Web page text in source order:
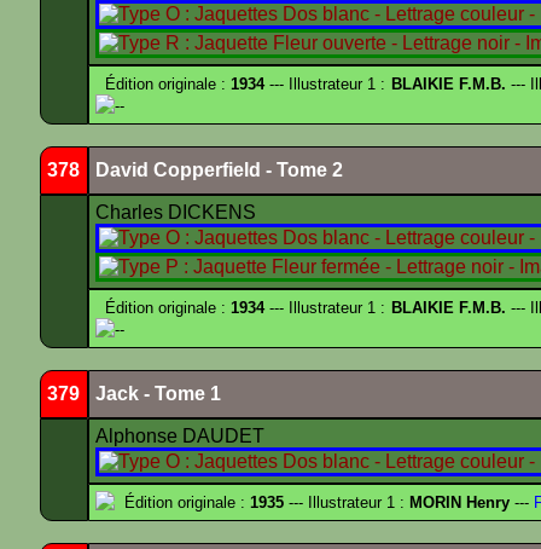
Édition originale :1934--- Illustrateur 1 : BLAIKIE F.M.B. ---
--
378 David Copperfield - Tome 2
Charles DICKENS
Édition originale :1934--- Illustrateur 1 : BLAIKIE F.M.B. ---
--
379 Jack - Tome 1
Alphonse DAUDET
Édition originale : 1935 --- Illustrateur 1 : MORIN Henry ---